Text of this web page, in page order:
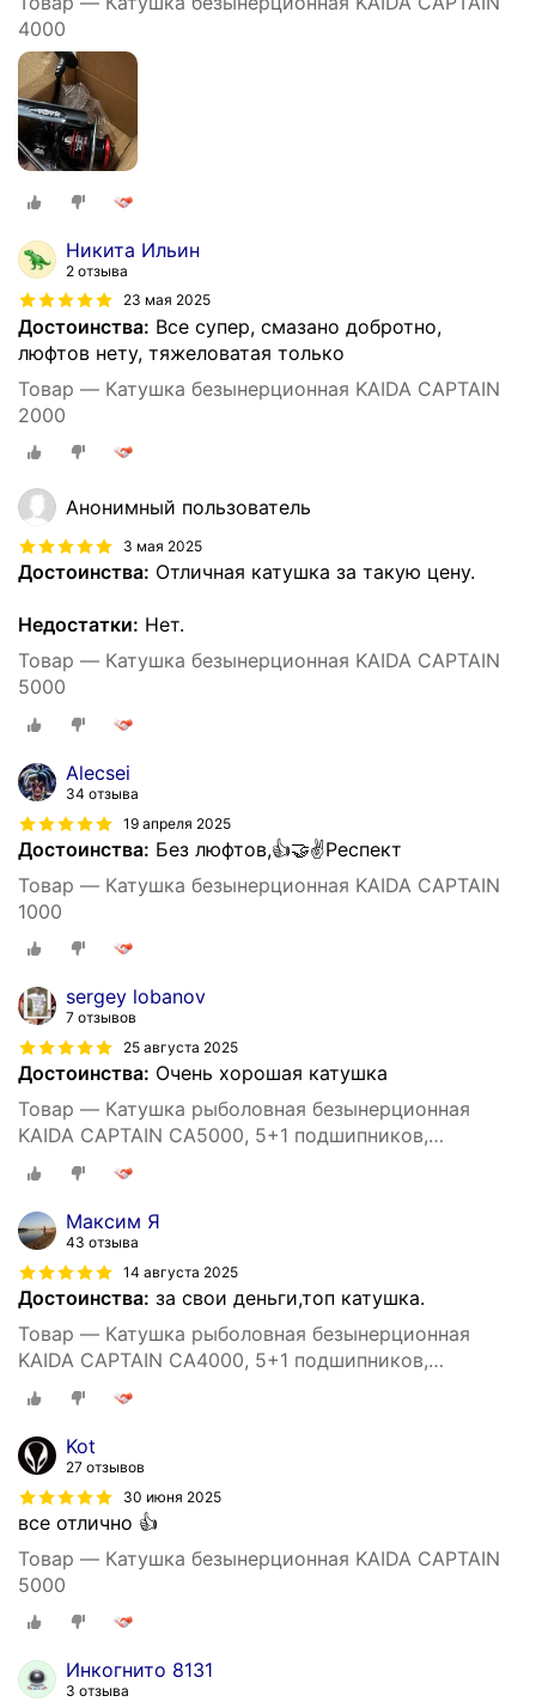
4000
Никита Ильин
2 отзыва
23 мая 2025
Достоинства: Все супер, смазано добротно,
люфтов нету, тяжеловатая только
Товар — Катушка безынерционная KAIDA CAPTAIN
2000
Анонимный пользователь
3 мая 2025
Достоинства: Отличная катушка за такую цену.
Недостатки: Нет.
Товар — Катушка безынерционная KAIDA CAPTAIN
5000
Alecsei
34 отзыва
19 апреля 2025
Достоинства: Без люфтов,👍🤝✌️Респект
Товар — Катушка безынерционная KAIDA CAPTAIN
1000
sergey lobanov
7 отзывов
25 августа 2025
Достоинства: Очень хорошая катушка
Товар — Катушка рыболовная безынерционная
KAIDA CAPTAIN CA5000, 5+1 подшипников,
спиннинговая, фидерная, донная
Максим Я
43 отзыва
14 августа 2025
Достоинства: за свои деньги,топ катушка.
Товар — Катушка рыболовная безынерционная
KAIDA CAPTAIN CA4000, 5+1 подшипников,
спиннинговая, фидерная, донная
Kot
27 отзывов
30 июня 2025
все отлично 👍
Товар — Катушка безынерционная KAIDA CAPTAIN
5000
Инкогнито 8131
3 отзыва